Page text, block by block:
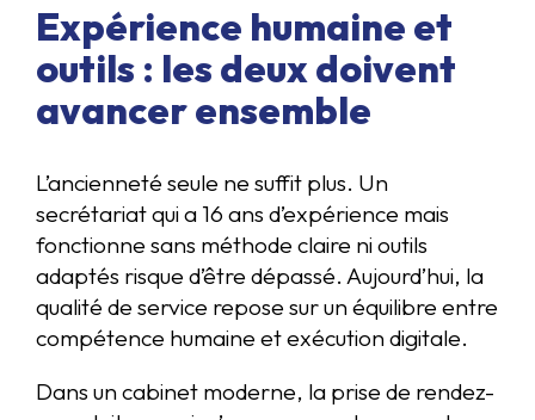
Expérience humaine et
outils : les deux doivent
avancer ensemble
L’ancienneté seule ne suffit plus. Un
secrétariat qui a 16 ans d’expérience mais
fonctionne sans méthode claire ni outils
adaptés risque d’être dépassé. Aujourd’hui, la
qualité de service repose sur un équilibre entre
compétence humaine et exécution digitale.
Dans un cabinet moderne, la prise de rendez-